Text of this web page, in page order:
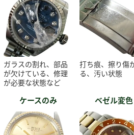
ガラスの割れ、部品
が欠けている、修理
が必要な状態など
打ち痕、擦り傷
る、汚い状態
ケースのみ ベゼル変色